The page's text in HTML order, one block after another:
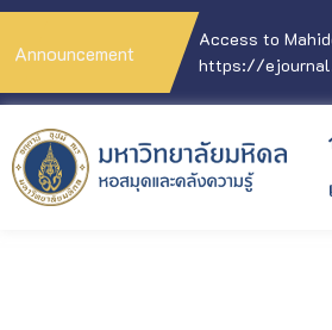
Announcement
Access to
https://